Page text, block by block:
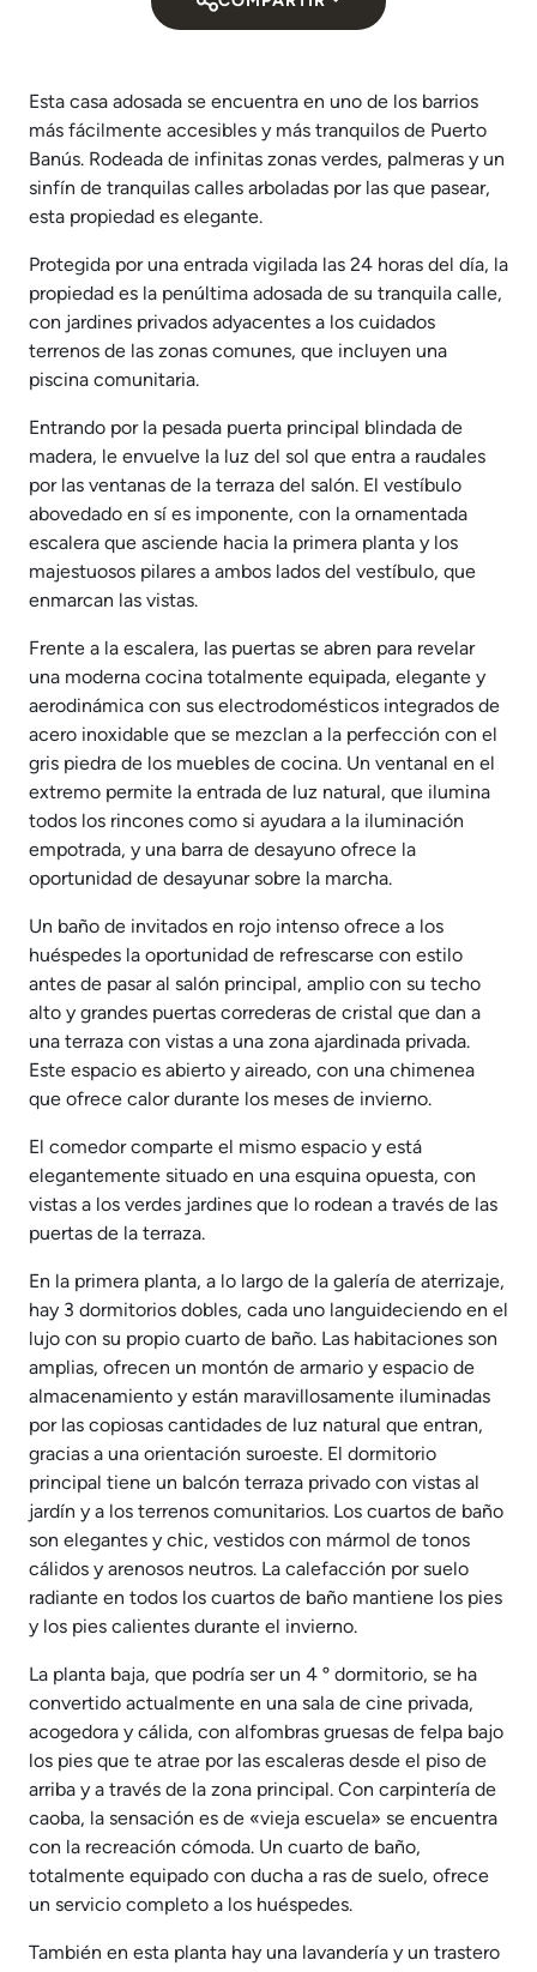
Esta casa adosada se encuentra en uno de los barrios
más fácilmente accesibles y más tranquilos de Puerto
Banús. Rodeada de infinitas zonas verdes, palmeras y un
sinfín de tranquilas calles arboladas por las que pasear,
esta propiedad es elegante.
Protegida por una entrada vigilada las 24 horas del día, la
propiedad es la penúltima adosada de su tranquila calle,
con jardines privados adyacentes a los cuidados
terrenos de las zonas comunes, que incluyen una
piscina comunitaria.
Entrando por la pesada puerta principal blindada de
madera, le envuelve la luz del sol que entra a raudales
por las ventanas de la terraza del salón. El vestíbulo
abovedado en sí es imponente, con la ornamentada
escalera que asciende hacia la primera planta y los
majestuosos pilares a ambos lados del vestíbulo, que
enmarcan las vistas.
Frente a la escalera, las puertas se abren para revelar
una moderna cocina totalmente equipada, elegante y
aerodinámica con sus electrodomésticos integrados de
acero inoxidable que se mezclan a la perfección con el
gris piedra de los muebles de cocina. Un ventanal en el
extremo permite la entrada de luz natural, que ilumina
todos los rincones como si ayudara a la iluminación
empotrada, y una barra de desayuno ofrece la
oportunidad de desayunar sobre la marcha.
Un baño de invitados en rojo intenso ofrece a los
huéspedes la oportunidad de refrescarse con estilo
antes de pasar al salón principal, amplio con su techo
alto y grandes puertas correderas de cristal que dan a
una terraza con vistas a una zona ajardinada privada.
Este espacio es abierto y aireado, con una chimenea
que ofrece calor durante los meses de invierno.
El comedor comparte el mismo espacio y está
elegantemente situado en una esquina opuesta, con
vistas a los verdes jardines que lo rodean a través de las
puertas de la terraza.
En la primera planta, a lo largo de la galería de aterrizaje,
hay 3 dormitorios dobles, cada uno languideciendo en el
lujo con su propio cuarto de baño. Las habitaciones son
amplias, ofrecen un montón de armario y espacio de
almacenamiento y están maravillosamente iluminadas
por las copiosas cantidades de luz natural que entran,
gracias a una orientación suroeste. El dormitorio
principal tiene un balcón terraza privado con vistas al
jardín y a los terrenos comunitarios. Los cuartos de baño
son elegantes y chic, vestidos con mármol de tonos
cálidos y arenosos neutros. La calefacción por suelo
radiante en todos los cuartos de baño mantiene los pies
y los pies calientes durante el invierno.
La planta baja, que podría ser un 4 º dormitorio, se ha
convertido actualmente en una sala de cine privada,
acogedora y cálida, con alfombras gruesas de felpa bajo
los pies que te atrae por las escaleras desde el piso de
arriba y a través de la zona principal. Con carpintería de
caoba, la sensación es de «vieja escuela» se encuentra
con la recreación cómoda. Un cuarto de baño,
totalmente equipado con ducha a ras de suelo, ofrece
un servicio completo a los huéspedes.
También en esta planta hay una lavandería y un trastero